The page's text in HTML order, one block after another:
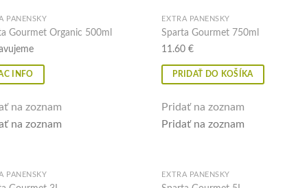
Pridať na zoznam
PANENSKÝ
Gourmet Organic 500ml
INFO
na zoznam
na zoznam
EXTRA PANENSKÝ
Sparta Gourmet 750ml
11.60€
PRIDAŤ DO KOŠÍKA
Pridať na zoznam
Pridať na zoznam
PANENSKÝ EXTRA PANENSKÝ